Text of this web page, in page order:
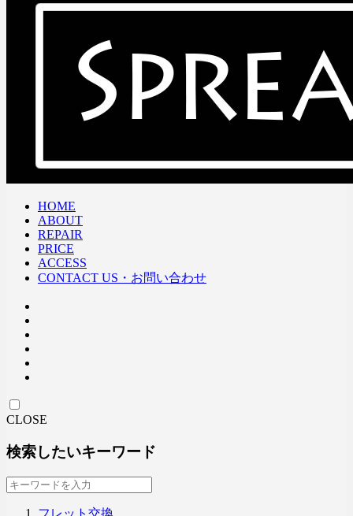
HOME
ABOUT
REPAIR
PRICE
ACCESS
CONTACT US・お問い合わせ
CLOSE
検索したいキーワード